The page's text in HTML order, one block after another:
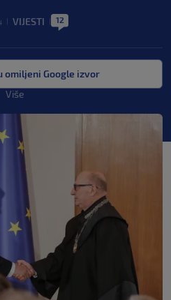
VIJESTI 12
omiljeni Google izvor
Više